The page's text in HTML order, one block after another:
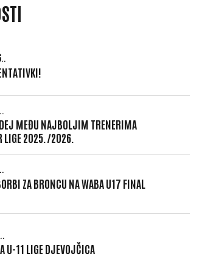
MEĐU NAJBOLJIM TRENERIMA
LIGE 2025./2026.
ZA BRONCU NA WABA U17 FINAL
U-11 LIGE DJEVOJČICA